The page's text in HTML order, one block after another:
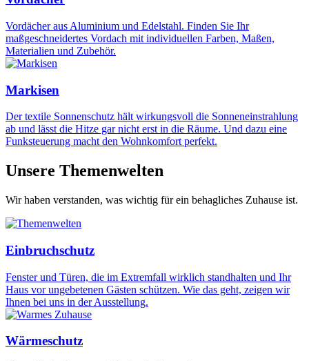
Vordächer aus Aluminium und Edelstahl. Finden Sie Ihr
maßgeschneidertes Vordach mit individuellen Farben, Maßen,
Materialien und Zubehör.
Markisen
Der textile Sonnenschutz hält wirkungsvoll die Sonneneinstrahlung
ab und lässt die Hitze gar nicht erst in die Räume. Und dazu eine
Funksteuerung macht den Wohnkomfort perfekt.
Unsere Themenwelten
Wir haben verstanden, was wichtig für ein behagliches Zuhause ist.
Einbruchschutz
Fenster und Türen, die im Extremfall wirklich standhalten und Ihr
Haus vor ungebetenen Gästen schützen. Wie das geht, zeigen wir
Ihnen bei uns in der Ausstellung.
Wärmeschutz